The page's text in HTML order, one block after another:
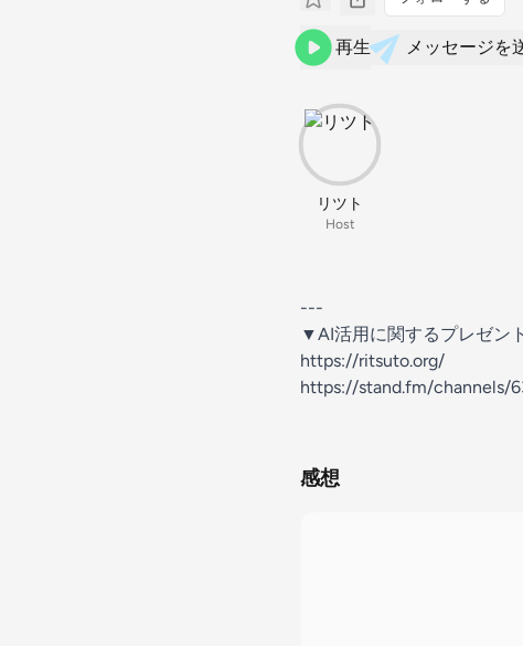
再生 メッセージを
リツト
Host
---
▼AI活用に関するプレゼン
https://ritsuto.org/
https://stand.fm/channels/
感想